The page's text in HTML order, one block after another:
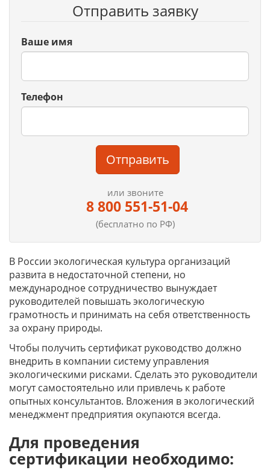
Отправить заявку
Ваше имя
Телефон
Отправить
или звоните
8 800 551-51-04
(бесплатно по РФ)
В России экологическая культура организаций
развита в недостаточной степени, но
международное сотрудничество вынуждает
руководителей повышать экологическую
грамотность и принимать на себя ответственность
за охрану природы.
Чтобы получить сертификат руководство должно
внедрить в компании систему управления
экологическими рисками. Сделать это руководители
могут самостоятельно или привлечь к работе
опытных консультантов. Вложения в экологический
менеджмент предприятия окупаются всегда.
Для проведения
сертификации необходимо: